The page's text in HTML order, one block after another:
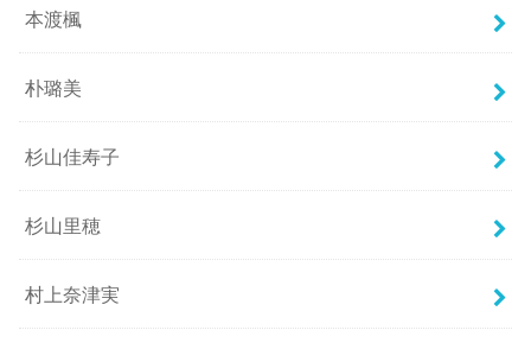
本渡楓
朴璐美
杉山佳寿子
杉山里穂
村上奈津実